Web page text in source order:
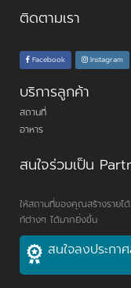
ติดตามเรา
Facebook Instagram
บริการลูกค้า
สถานที่
อาหาร
สนใจร่วมเป็น
ให้สถานที่ของคุณสร้างรายไ
ท์ต่างๆ ได้มากยิ่งขึ้น
สนใจลงประกา